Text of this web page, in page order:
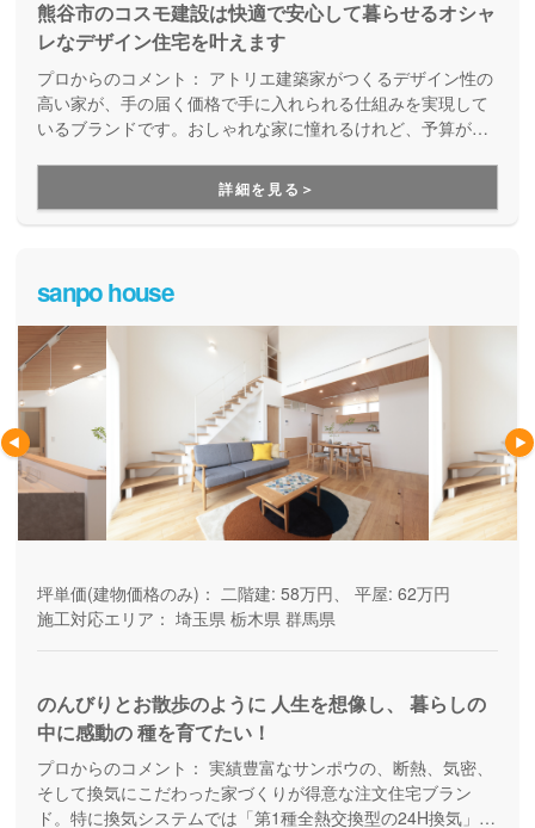
熊谷市のコスモ建設は快適で安心して暮らせるオシャ
レなデザイン住宅を叶えます
プロからのコメント： アトリエ建築家がつくるデザイン性の
高い家が、手の届く価格で手に入れられる仕組みを実現して
いるブランドです。おしゃれな家に憧れるけれど、予算が足
トを抑えつつ、デザイン性も機能性も両立した住まいを持ち
詳細を見る＞
sanpo house
坪単価(建物価格のみ)： 二階建: 58万円、 平屋: 62万円
施工対応エリア： 埼玉県 栃木県 群馬県
のんびりとお散歩のように 人生を想像し、 暮らしの
中に感動の 種を育てたい！
プロからのコメント： 実績豊富なサンポウの、断熱、気密、
そして換気にこだわった家づくりが得意な注文住宅ブラン
ド。特に換気システムでは「第1種全熱交換型の24H換気」を